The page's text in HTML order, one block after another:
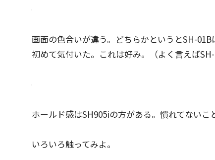
画面の色合いが違う。どちらかというとSH-
初めて気付いた。これは好み。（よく言えば
ホールド感はSH905iの方がある。慣れてないこ
いろいろ触ってみよ。